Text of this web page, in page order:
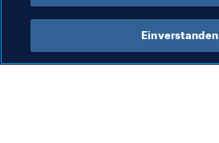
Einverstanden